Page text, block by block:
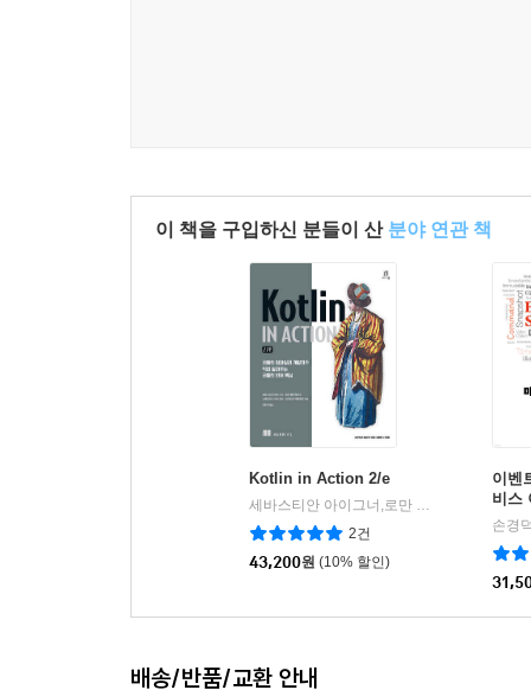
덧붙이는 말: 객체 지향 독약?
17장 워토(WA-Tor)
샤워하는 동안 문제를 풀다
상어는 어찌 되었나?
찾아보기
이 책을 구입하신 분들이 산 분야 연관 책
Kotlin in Action 2/e
세바스티안 아이그너,로만 엘리자로프,스베트라나 이사코바,드미트리 제메로프 공저/오현석 역
2건
43,200원 (10% 할인)
이벤
비스
손경
배송/반품/교환 안내